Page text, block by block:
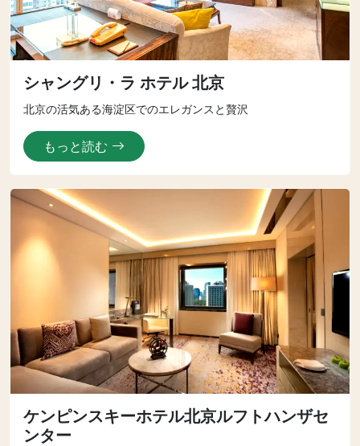
シャングリ・ラ ホテル 北京
北京の活気ある海淀区でのエレガンスと贅沢
もっと読む
ケンピンスキーホテル北京ルフトハンザセ
ンター